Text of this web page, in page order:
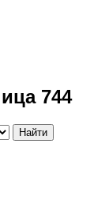
744
Найти